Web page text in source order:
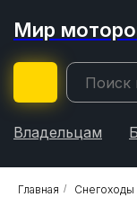
Мир
Владельцам
Главная / Снегоходы